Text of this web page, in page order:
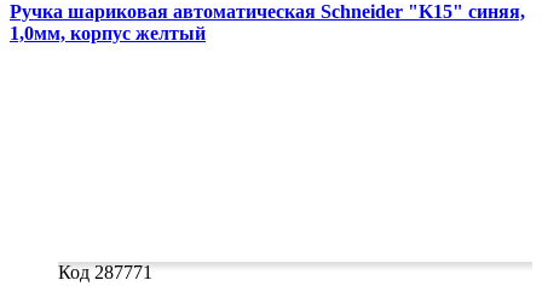
Ручка шариковая автоматическая Schneider "K15" синяя,
1,0мм, корпус желтый
Код 287771